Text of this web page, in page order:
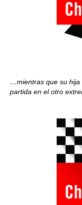
…mientras que su hija
partida en el otro